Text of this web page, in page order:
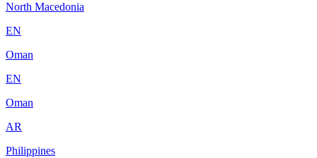
North Macedonia
EN
Oman
EN
Oman
AR
Philippines